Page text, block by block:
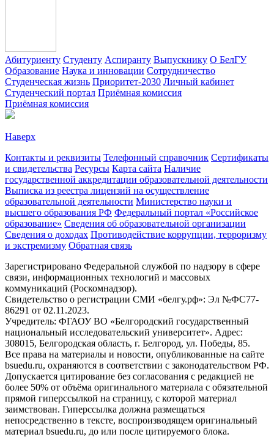
Абитуриенту Студенту Аспиранту Выпускнику О БелГУ
Образование Наука и инновации Сотрудничество
Студенческая жизнь Приоритет-2030 Личный кабинет
Студенческий портал Приёмная комиссия
Приёмная комиссия
Наверх
Контакты и реквизиты Телефонный справочник Сертификаты
и свидетельства Ресурсы Карта сайта Наличие
государственной аккредитации образовательной деятельности
Выписка из реестра лицензий на осуществление
образовательной деятельности Министерствo науки и
высшего образования РФ Федеральный портал «Российское
образование» Сведения об образовательной организации
Сведения о доходах Противодействие коррупции, терроризму
и экстремизму Обратная связь
Зарегистрировано Федеральной службой по надзору в сфере
связи, информационных технологий и массовых
коммуникаций (Роскомнадзор).
Свидетельство о регистрации СМИ «белгу.рф»: Эл №ФС77-
86291 от 02.11.2023.
Учредитель: ФГАОУ ВО «Белгородский государственный
национальный исследовательский университет». Адрес:
308015, Белгородская область, г. Белгород, ул. Победы, 85.
Все права на материалы и новости, опубликованные на сайте
bsuedu.ru, охраняются в соответствии с законодательством РФ.
Допускается цитирование без согласования с редакцией не
более 50% от объёма оригинального материала с обязательной
прямой гиперссылкой на страницу, с которой материал
заимствован. Гиперссылка должна размещаться
непосредственно в тексте, воспроизводящем оригинальный
материал bsuedu.ru, до или после цитируемого блока.